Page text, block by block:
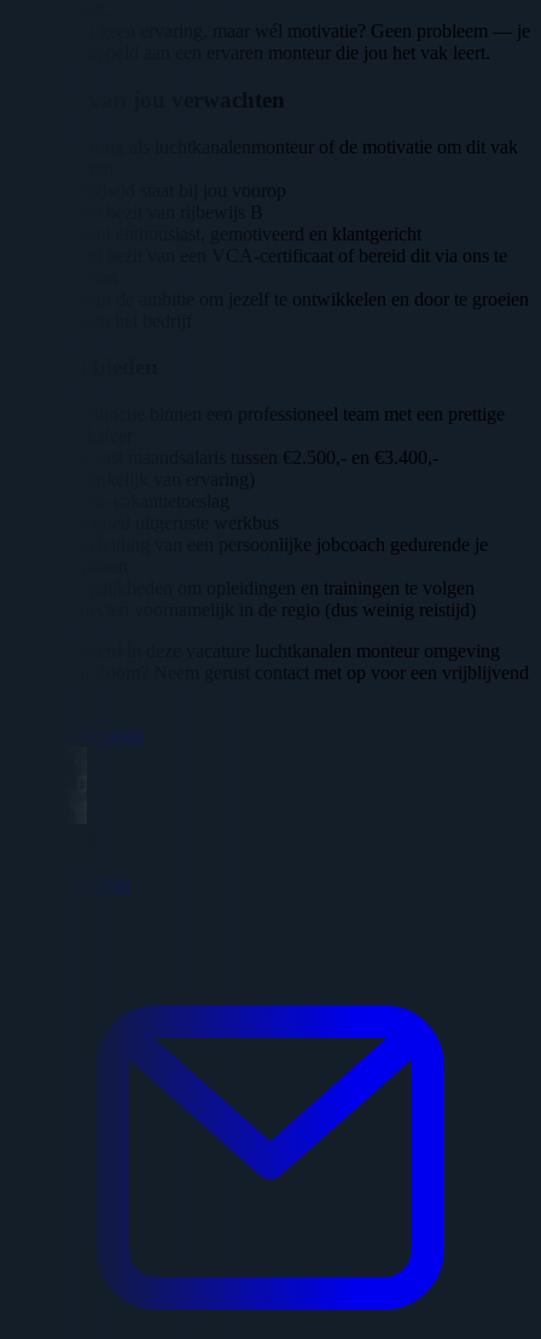
Heb je nog geen ervaring, maar wél motivatie? Geen probleem — je
wordt gekoppeld aan een ervaren monteur die jou het vak leert.
Wat we van jou verwachten
Ervaring als luchtkanalenmonteur of de motivatie om dit vak
Veiligheid staat bij jou voorop
In het bezit van rijbewijs B
Je bent enthousiast, gemotiveerd en klantgericht
In het bezit van een VCA-certificaat of bereid dit via ons te
Je hebt de ambitie om jezelf te ontwikkelen en door te groeien
Een functie binnen een professioneel team met een prettige
Een vast maandsalaris tussen €2.500,- en €3.400,-
(afhankelijk van ervaring)
Een goed uitgeruste werkbus
Begeleiding van een persoonlijke jobcoach gedurende je
Mogelijkheden om opleidingen en trainingen te volgen
Projecten voornamelijk in de regio (dus weinig reistijd)
Geinteresseerd in deze vacature luchtkanalen monteur omgeving
Bergen op Zoom? Neem gerust contact met op voor een vrijblijvend
Direct solliciteren
0617615948